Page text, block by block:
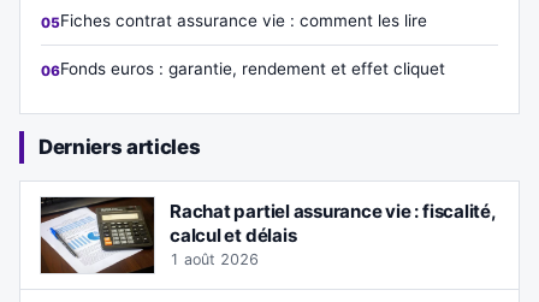
Fiches contrat assurance vie : comment les lire
Fonds euros : garantie, rendement et effet cliquet
Derniers articles
Rachat partiel assurance vie : fiscalité,
calcul et délais
1 août 2026